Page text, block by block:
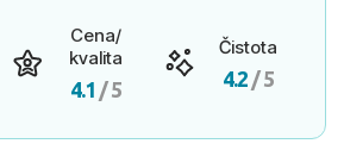
Cena/
kvalita
4.1 / 5
Čistota
4.2 / 5